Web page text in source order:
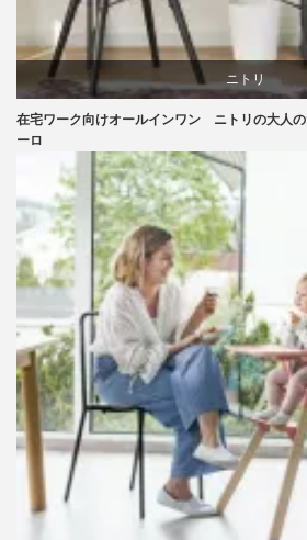
ニトリ
在宅ワーク向けオールインワン ニトリの大人
ーロ